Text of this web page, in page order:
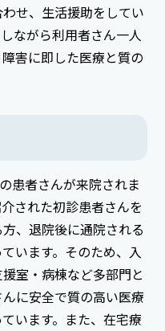
せ、生活援助をしてい
ながら利用者さん一人
害に即した医療と質の
患者さんが来院されま
された初診患者さんを
、退院後に通院される
います。そのため、入
室・病棟など多部門と
に安全で質の高い医療
います。また、在宅療